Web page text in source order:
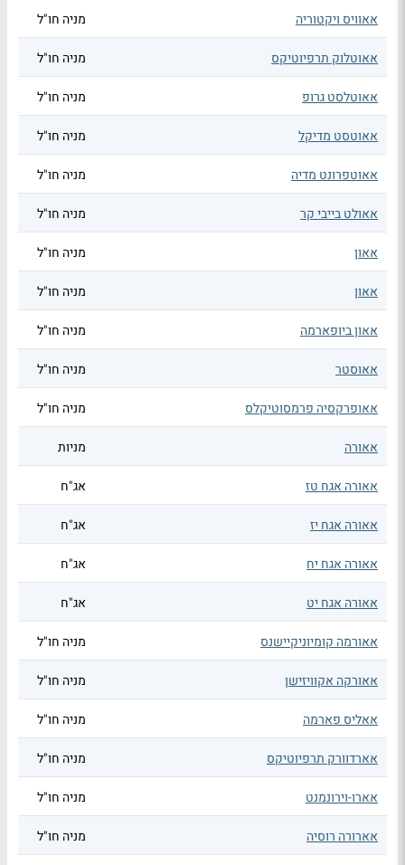
אאוויס ויקטוריה מניה חו"ל
אאוטלוק תרפיוטיקס מניה חו"ל
אאוטלסט גרופ מניה חו"ל
אאוטסט מדיקל מניה חו"ל
אאוטפרונט מדיה מניה חו"ל
אאולט בייבי קר מניה חו"ל
אאון מניה חו"ל
אאון מניה חו"ל
אאון ביופארמה מניה חו"ל
אאוסטר מניה חו"ל
אאופרקסיה פרמסוטיקלס מניה חו"ל
אאורה מניות
אאורה אגח טז אג"ח
אאורה אגח יז אג"ח
אאורה אגח יח אג"ח
אאורה אגח יט אג"ח
אאורמה קומיוניקיישנס מניה חו"ל
אאורקה אקוויזישן מניה חו"ל
אאליס פארמה מניה חו"ל
אארדוורק תרפיוטיקס מניה חו"ל
אארו-וירונמנט מניה חו"ל
אארורה רוסיה מניה חו"ל